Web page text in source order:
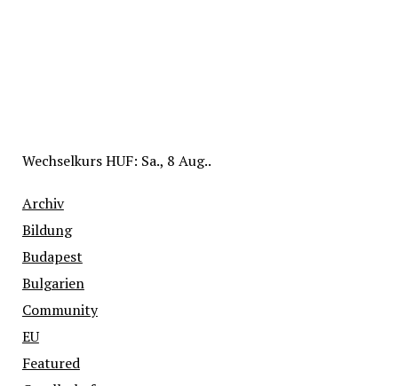
WechselkursHUF: Sa., 8 Aug..
Archiv
Bildung
Budapest
Bulgarien
Community
EU
Featured